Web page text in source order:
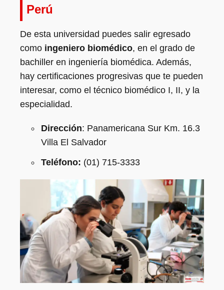
Perú
De esta universidad puedes salir egresado
como ingeniero biomédico, en el grado de
bachiller en ingeniería biomédica. Además,
hay certificaciones progresivas que te pueden
interesar, como el técnico biomédico I, II, y la
especialidad.
Dirección: Panamericana Sur Km. 16.3
Villa El Salvador
Teléfono: (01) 715-3333